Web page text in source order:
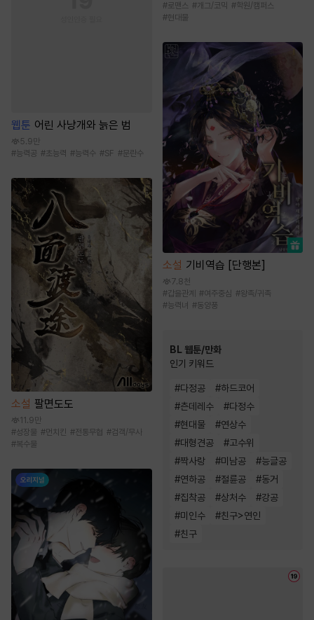
웹툰 어린 사냥개와 늙은 범
5.9만
#능력공 #초능력 #능력수 #SF #문란수
소설 팔면도도
11.9만
#성장물 #먼치킨 #전통무협 #검객/무사
#복수물
#로맨스 #개그/코믹 #학원/캠퍼스
#현대물
소설 기비역습 [단행본]
7.8천
#갑을관계 #여주중심 #왕족/귀족
#능력녀 #동양풍
BL 웹툰/만화
인기 키워드
#다정공 #하드코어
#츤데레수 #다정수
#현대물 #연상수
#대형견공 #고수위
#짝사랑 #미남공 #능글공
#연하공 #절륜공 #동거
#집착공 #상처수 #강공
#미인수 #친구>연인
#친구